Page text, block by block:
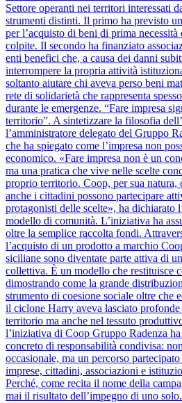
Settore operanti nei territori interessati
strumenti distinti. Il primo ha previsto
per l’acquisto di beni di prima
colpite. Il secondo ha finanziato
enti benefici che, a causa dei danni
interrompere la propria attività
soltanto aiutare chi aveva perso beni
rete di solidarietà che rappresenta
durante le emergenze. “Fare impresa
territorio”. A sintetizzare la filosofia
l’amministratore delegato del Gruppo
che ha spiegato come l’impresa non
economico. «Fare impresa non è un
ma una pratica che vive nelle scelte
proprio territorio. Coop, per sua natura,
anche i cittadini possono partecipare
protagonisti delle scelte», ha
modello di comunità. L’iniziativa ha
oltre la semplice raccolta fondi.
l’acquisto di un prodotto a marchio
siciliane sono diventate parte attiva di
collettiva. È un modello che restituisce
dimostrando come la grande
strumento di coesione sociale oltre che
il ciclone Harry aveva lasciato
territorio ma anche nel tessuto
l’iniziativa di Coop Gruppo Radenza
concreto di responsabilità condivisa:
occasionale, ma un percorso
imprese, cittadini, associazioni e
Perché, come recita il nome della
mai il risultato dell’impegno di uno